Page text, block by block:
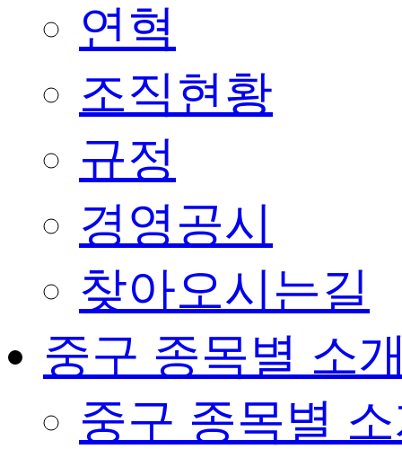
연혁
조직현황
규정
경영공시
찾아오시는길
중구 종목별 소
중구 종목별